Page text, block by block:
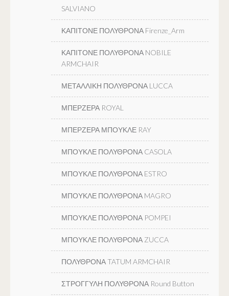
SALVIANO
ΚΑΠΙΤΟΝΕ ΠΟΛΥΘΡΟΝΑ Firenze_Arm
ΚΑΠΙΤΟΝΕ ΠΟΛΥΘΡΟΝΑ NOBILE
ARMCHAIR
ΜΕΤΑΛΛΙΚΗ ΠΟΛΥΘΡΟΝΑ LUCCA
ΜΠΕΡΖΕΡΑ ROYAL
ΜΠΕΡΖΕΡΑ ΜΠΟΥΚΛΕ RAY
ΜΠΟΥΚΛΕ ΠΟΛΥΘΡΟΝΑ CASOLA
ΜΠΟΥΚΛΕ ΠΟΛΥΘΡΟΝΑ ESTRO
ΜΠΟΥΚΛΕ ΠΟΛΥΘΡΟΝΑ MAGRO
ΜΠΟΥΚΛΕ ΠΟΛΥΘΡΟΝΑ POMPEI
ΜΠΟΥΚΛΕ ΠΟΛΥΘΡΟΝΑ ZUCCA
ΠΟΛΥΘΡΟΝΑ TATUM ARMCHAIR
ΣΤΡΟΓΓΥΛΗ ΠΟΛΥΘΡΟΝΑ Round Button